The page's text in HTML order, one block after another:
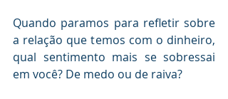
Quando paramos para refletir sobre
a relação que temos com o dinheiro,
qual sentimento mais se sobressai
em você? De medo ou de raiva?